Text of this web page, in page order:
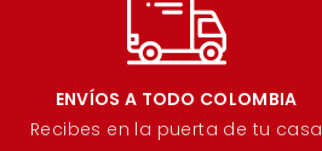
ENVÍOS A TODO COLOMBIA
Recibes en la puerta de tu casa